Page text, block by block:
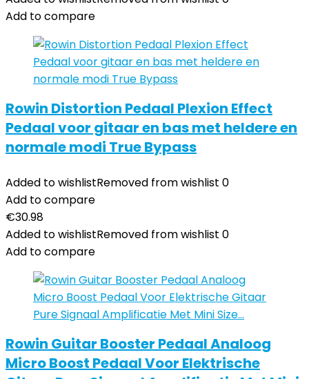
Add to compare
Rowin Distortion Pedaal Plexion Effect
Pedaal voor gitaar en bas met heldere en
normale modi True Bypass
Added to wishlistRemoved from wishlist 0
Add to compare
€30.98
Added to wishlistRemoved from wishlist 0
Add to compare
Rowin Guitar Booster Pedaal Analoog
Micro Boost Pedaal Voor Elektrische